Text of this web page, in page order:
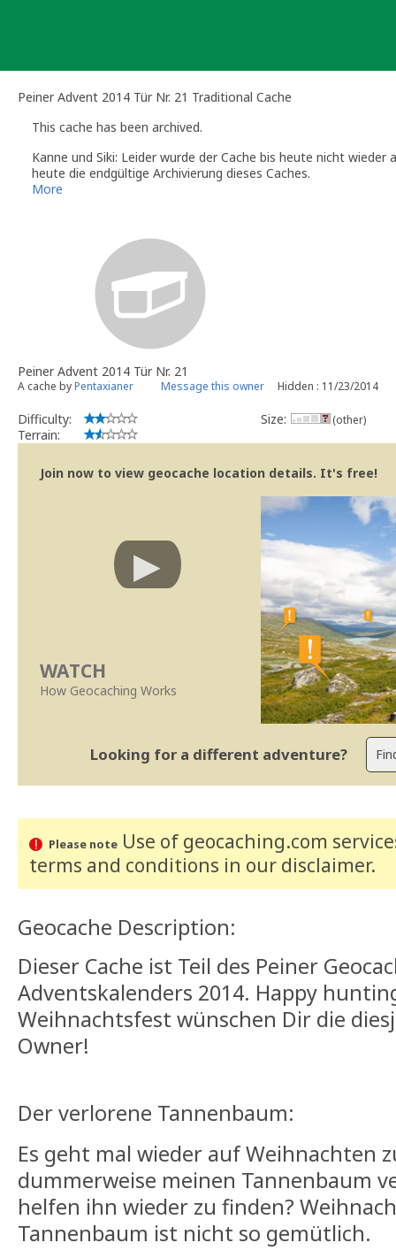
Peiner Advent 2014 Tür Nr. 21 Traditional Cache
This cache has been archived.
Kanne und Siki: Leider wurde der Cache bis heute nicht
heute die endgültige Archivierung dieses Caches.
Wenn du an dieser Stelle wieder einen Cache platzieren
(Official Geocaching.com Volunteer Reviewer)
Die Info-Seiten der deutschsprachigen Reviewer:
More
Peiner Advent 2014 Tür Nr. 21
A cache byPentaxianer Message this owner Hidden : 11/23/2014
Difficulty:
Terrain:
Size: (other)
Join now to view geocache location details. It's free!
WATCH
How Geocaching Works
Looking for a different adventure?
Please noteUse of geocaching.com
terms and conditions in our disclaimer.
Geocache Description:
Dieser Cache ist Teil des Peiner
Adventskalenders 2014. Happy
Weihnachtsfest wünschen Dir die
Owner!
Der verlorene Tannenbaum:
Es geht mal wieder auf Weihnachten
dummerweise meinen Tannenbaum
helfen ihn wieder zu finden?
Tannenbaum ist nicht so gemütlich.